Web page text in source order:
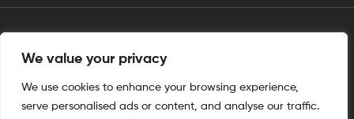
We value your privacy
We use cookies to enhance your browsing experience,
serve personalised ads or content, and analyse our traffic.
tento web je vytvořen úplnějinak